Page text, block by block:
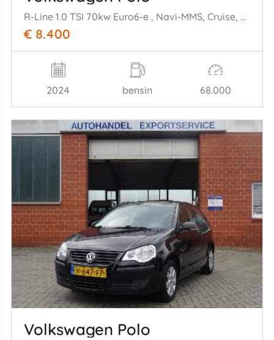
R-Line 1.0 TSI 70kw Euro6-e , Navi-MMS, Cruise, Airco,
€ 8.400
2024 bensin 68.000
Volkswagen Polo